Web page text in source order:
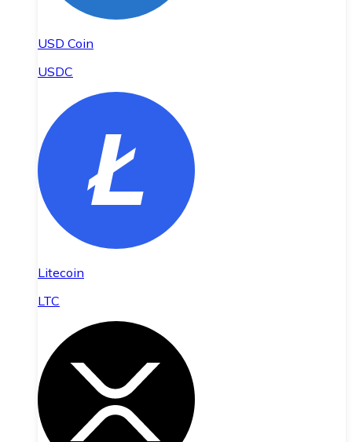
USD Coin
USDC
Litecoin
LTC